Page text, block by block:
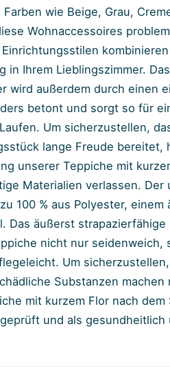
wie Beige, Grau,
Wohnaccessoires
in Ihrem Lieblingszimmer.
wird außerdem durch einen
betont und sorgt so für
Um sicherzustellen,
lange Freude bereitet,
unserer Teppiche mit
Materialien verlassen. Der
100 % aus Polyester,
Das äußerst strapazierfähige
nicht nur seidenweich,
Um
Substanzen machen
mit kurzem Flor nach dem
und als gesundheitlich